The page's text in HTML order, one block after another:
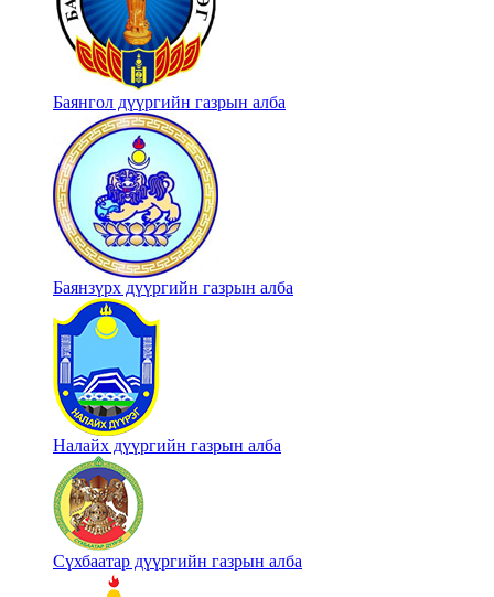
Баянгол дүүргийн газрын алба
Баянзүрх дүүргийн газрын алба
Налайх дүүргийн газрын алба
Сүхбаатар дүүргийн газрын алба